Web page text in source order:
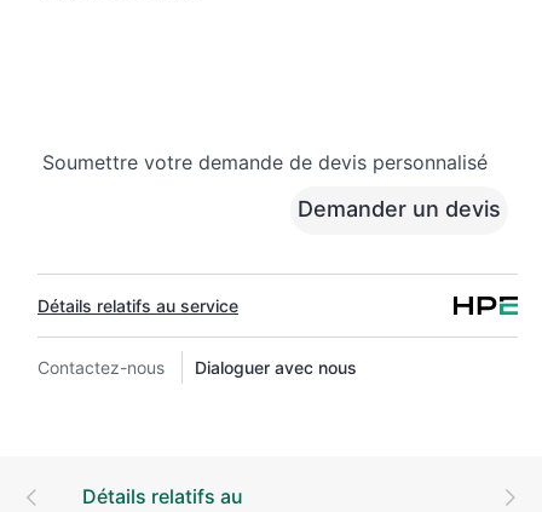
Soumettre votre demande de devis personnalisé
Demander un devis
Détails relatifs au service
Contactez-nous Dialoguer avec nous
Détails relatifs au